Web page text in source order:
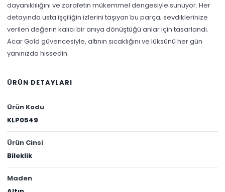
dayanıklılığını ve zarafetin mükemmel dengesiyle sunuyor. Her
detayında usta işçiliğin izlerini taşıyan bu parça; sevdiklerinize
verilen değerin kalıcı bir anıya dönüştüğü anlar için tasarlandı.
Acar Gold güvencesiyle, altının sıcaklığını ve lüksünü her gün
yanınızda hissedin.
ÜRÜN DETAYLARI
Ürün Kodu
KLP0549
Ürün Cinsi
Bileklik
Maden